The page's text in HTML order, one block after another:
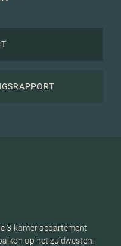
3-kamer appartement
op het zuidwesten!